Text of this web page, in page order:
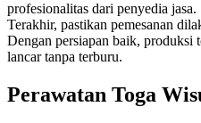
profesionalitas dari penyedia jasa.
Terakhir, pastikan pemesanan
Dengan persiapan baik, produksi
lancar tanpa terburu.
Perawatan Toga